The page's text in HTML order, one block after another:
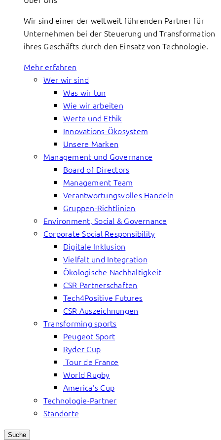
Wir sind einer der weltweit führenden Partner für
Unternehmen bei der Steuerung und Transformation
ihres Geschäfts durch den Einsatz von Technologie.
Mehr erfahren
Wer wir sind
Was wir tun
Wie wir arbeiten
Werte und Ethik
Innovations-Ökosystem
Unsere Marken
Management und Governance
Board of Directors
Management Team
Verantwortungsvolles Handeln
Gruppen-Richtlinien
Environment, Social & Governance
Corporate Social Responsibility
Digitale Inklusion
Vielfalt und Integration
Ökologische Nachhaltigkeit
CSR Partnerschaften
Tech4Positive Futures
CSR Auszeichnungen
Transforming sports
Peugeot Sport
Ryder Cup
Tour de France
World Rugby
America’s Cup
Technologie-Partner
Standorte
Suche